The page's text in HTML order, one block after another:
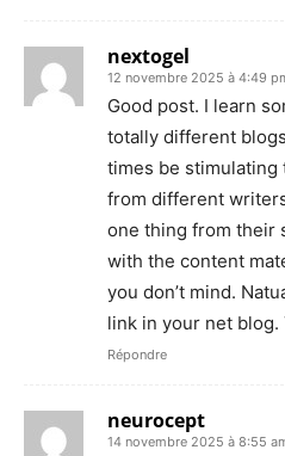
nextogel
12 novembre 2025 à 4:49
Good post. I learn
totally different
times be stimulating
from different
one thing from their
with the content
you don’t mind.
link in your net
Répondre
neurocept
14 novembre 2025 à 8:55